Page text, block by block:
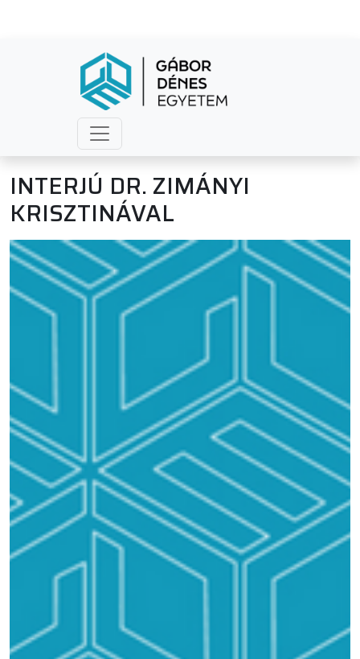
INTERJÚ DR. ZIMÁNYI
KRISZTINÁVAL